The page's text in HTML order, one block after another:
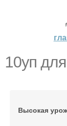
10уп
Высокая